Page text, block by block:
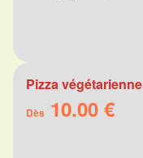
Pizza végétarienne
Dès 10.00 €